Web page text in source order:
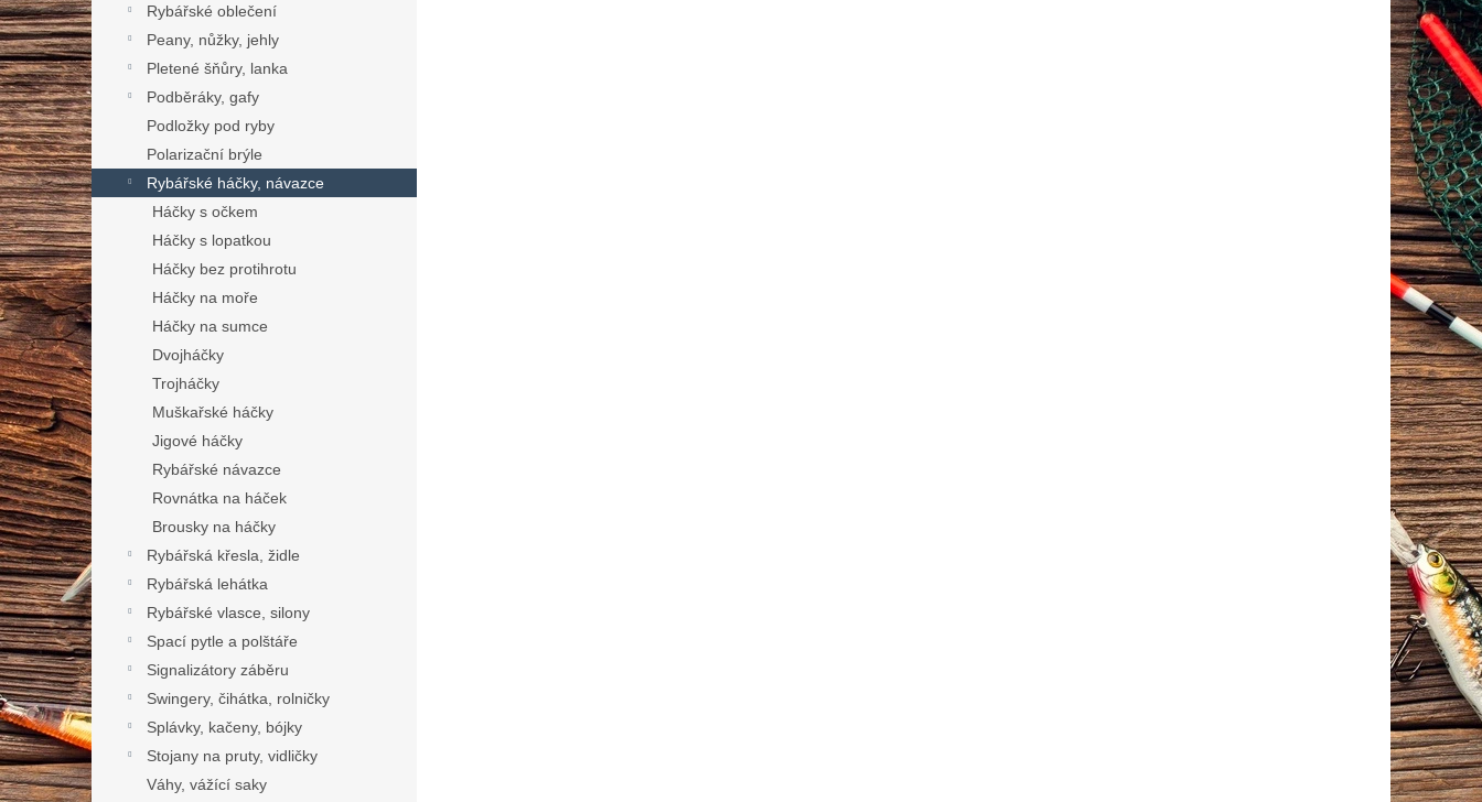
Rybářské oblečení
Peany, nůžky, jehly
Pletené šňůry, lanka
Podběráky, gafy
Podložky pod ryby
Polarizační brýle
Rybářské háčky, návazce
Háčky s očkem
Háčky s lopatkou
Háčky bez protihrotu
Háčky na moře
Háčky na sumce
Dvojháčky
Trojháčky
Muškařské háčky
Jigové háčky
Rybářské návazce
Rovnátka na háček
Brousky na háčky
Rybářská křesla, židle
Rybářská lehátka
Rybářské vlasce, silony
Spací pytle a polštáře
Signalizátory záběru
Swingery, čihátka, rolničky
Splávky, kačeny, bójky
Stojany na pruty, vidličky
Váhy, vážící saky